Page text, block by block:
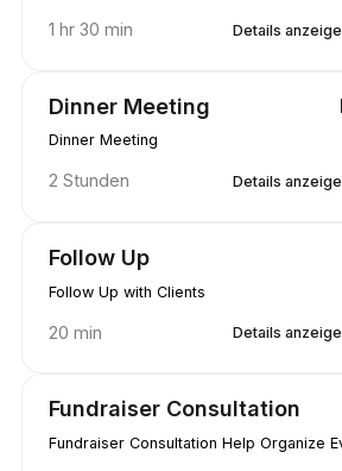
1 hr 30 min Details
Dinner Meeting
Dinner Meeting
2 Stunden Details
Follow Up
Follow Up with Clients
20 min Details
Fundraiser Consultation
Fundraiser Consultation Help Organize